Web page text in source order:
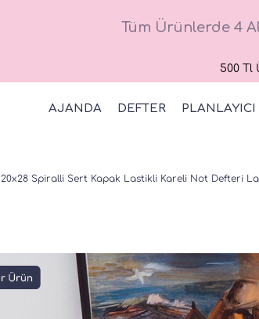
Tüm Ürünlerde 4
500 Tl
AJANDA DEFTER PLANLAYICI
20x28 Spiralli Sert Kapak Lastikli Kareli Not Defteri